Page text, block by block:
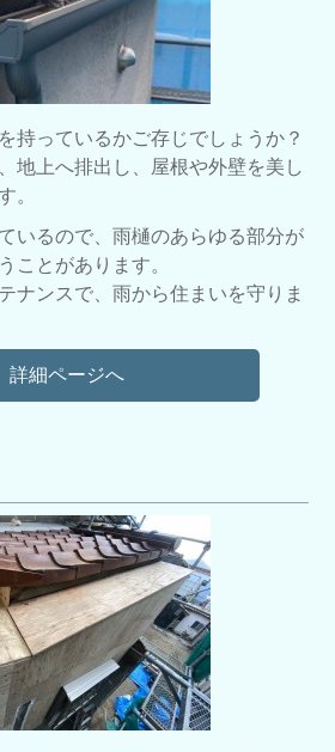
持っているかご存じでしょうか？
地上へ排出し、屋根や外壁を美し
。
いるので、雨樋のあらゆる部分が
ことがあります。
ナンスで、雨から住まいを守りま
詳細ページへ